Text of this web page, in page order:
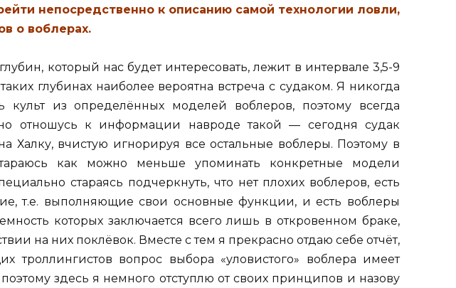
непосредственно к описанию самой технологии ловли,
о воблерах.
который нас будет интересовать, лежит в интервале 3,5-9
глубинах наиболее вероятна встреча с судаком. Я никогда
культ из определённых моделей воблеров, поэтому всегда
отношусь к информации навроде такой — сегодня судак
Халку, вчистую игнорируя все остальные воблеры. Поэтому в
как можно меньше упоминать конкретные модели
стараясь подчеркнуть, что нет плохих воблеров, есть
т.е. выполняющие свои основные функции, и есть воблеры
которых заключается всего лишь в откровенном браке,
на них поклёвок. Вместе с тем я прекрасно отдаю себе отчёт,
троллингистов вопрос выбора «уловистого» воблера имеет
здесь я немного отступлю от своих принципов и назову